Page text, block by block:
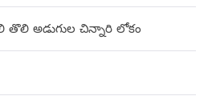
అడుగుల చిన్నారి లోకం